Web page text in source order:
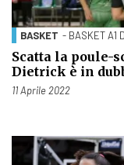
BASKET - BASKET A1
Scatta la poule-
Dietrick è in
Pubblicato il
11 Aprile 2022